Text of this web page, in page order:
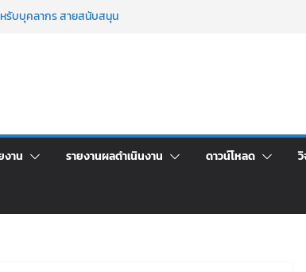
งชั่วคราว (รายวัน) สังกัด
ที่ 1/2569
ริญญาบัตร จำนวน ๑,๙๗๒ ชุด
งาน รายงานผลดำเนินงาน ดาวน์โหลด